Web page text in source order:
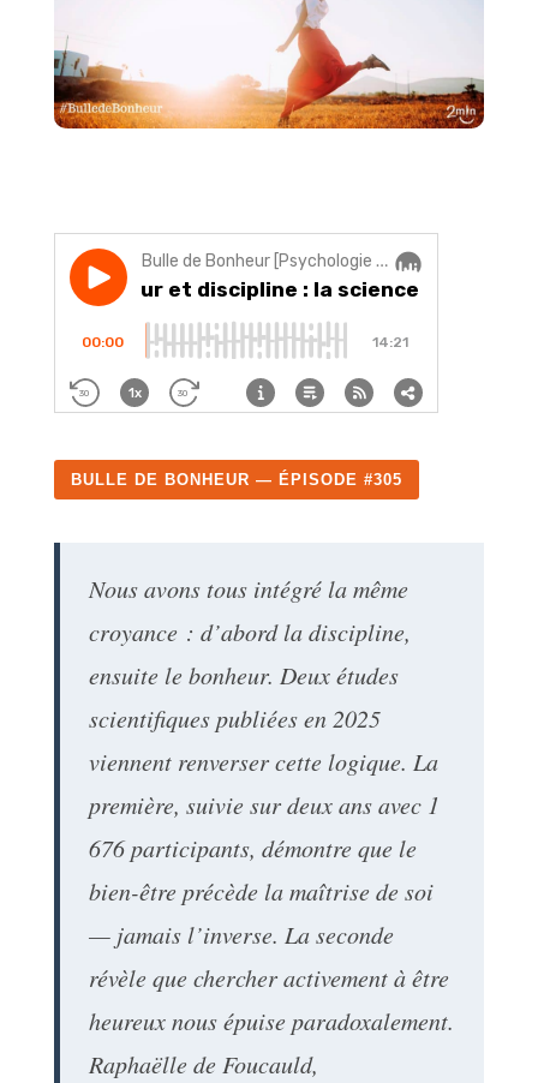
BULLE DE BONHEUR — ÉPISODE #305
Nous avons tous intégré la même
croyance : d’abord la discipline,
ensuite le bonheur. Deux études
scientifiques publiées en 2025
viennent renverser cette logique. La
première, suivie sur deux ans avec 1
676 participants, démontre que le
bien-être précède la maîtrise de soi
— jamais l’inverse. La seconde
révèle que chercher activement à être
heureux nous épuise paradoxalement.
Raphaëlle de Foucauld,